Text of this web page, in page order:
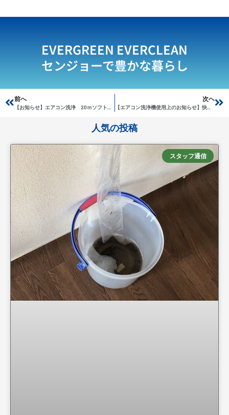
EVERGREEN EVERCLEAN
センジョーで豊かな暮らし
Prev
前へ
【お知らせ】エアコン洗浄 20ｍソフトホース
次へ
【エアコン洗浄機使用上のお知らせ】快適に作業するために気をつけること
人気の投稿
スタッフ通信